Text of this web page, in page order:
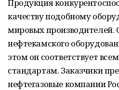
Продукция
качеству подобному
мировых
нефтекамского
этом он соответствует
стандартам. Заказчики
нефтегазовые компании